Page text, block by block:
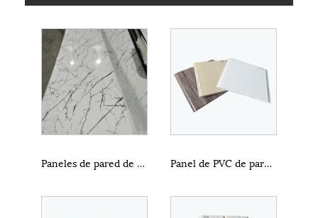
Paneles de pared de baño a prueba de agua Panel de PVC de pared de alta calidad más fuerte